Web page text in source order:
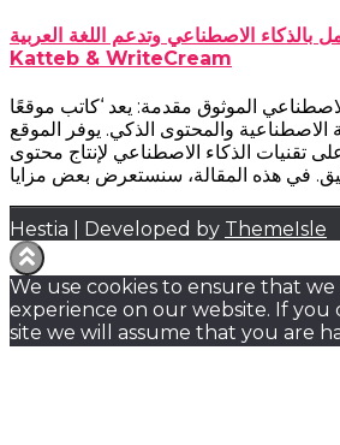
بالذكاء الاصطناعي وتدعم اللغة العربية |
Katteb & WriteCream
الموثوق مقدمة: يعد ‘كاتب موقعًا
الاصطناعية والمحتوى الذكي. يوفر الموقع
تقنيات الذكاء الاصطناعي لإنتاج محتوى
في هذه المقالة، سنستعرض بعض مزايا
Hestia | Developed by ThemeIsle
We use cookies to ensure that
experience on our website. If you
site we will assume that you are